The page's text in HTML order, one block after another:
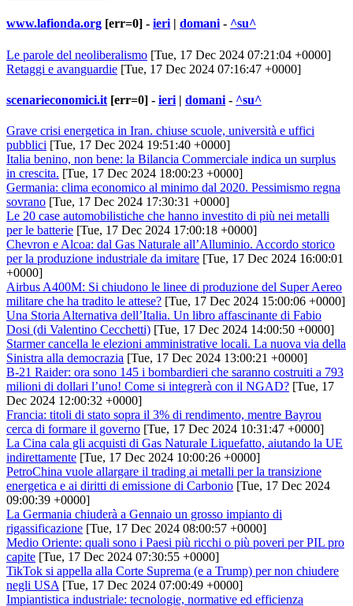
www.lafionda.org [err=0] - ieri | domani - ^su^
Le parole del neoliberalismo [Tue, 17 Dec 2024 07:21:04 +0000]
Retaggi e avanguardie [Tue, 17 Dec 2024 07:16:47 +0000]
scenarieconomici.it [err=0] - ieri | domani - ^su^
Grave crisi energetica in Iran. chiuse scuole, università e uffici
pubblici [Tue, 17 Dec 2024 19:51:40 +0000]
Italia benino, non bene: la Bilancia Commerciale indica un surplus
in crescita. [Tue, 17 Dec 2024 18:00:23 +0000]
Germania: clima economico al minimo dal 2020. Pessimismo regna
sovrano [Tue, 17 Dec 2024 17:30:31 +0000]
Le 20 case automobilistiche che hanno investito di più nei metalli
per le batterie [Tue, 17 Dec 2024 17:00:18 +0000]
Chevron e Alcoa: dal Gas Naturale all’Alluminio. Accordo storico
per la produzione industriale da imitare [Tue, 17 Dec 2024 16:00:01
+0000]
Airbus A400M: Si chiudono le linee di produzione del Super Aereo
militare che ha tradito le attese? [Tue, 17 Dec 2024 15:00:06 +0000]
Una Storia Alternativa dell’Italia. Un libro affascinante di Fabio
Dosi (di Valentino Cecchetti) [Tue, 17 Dec 2024 14:00:50 +0000]
Starmer cancella le elezioni amministrative locali. La nuova via della
Sinistra alla democrazia [Tue, 17 Dec 2024 13:00:21 +0000]
B-21 Raider: ora sono 145 i bombardieri che saranno costruiti a 793
milioni di dollari l’uno! Come si integrerà con il NGAD? [Tue, 17
Dec 2024 12:00:32 +0000]
Francia: titoli di stato sopra il 3% di rendimento, mentre Bayrou
cerca di formare il governo [Tue, 17 Dec 2024 10:31:47 +0000]
La Cina cala gli acquisti di Gas Naturale Liquefatto, aiutando la UE
indirettamente [Tue, 17 Dec 2024 10:00:26 +0000]
PetroChina vuole allargare il trading ai metalli per la transizione
energetica e ai diritti di emissione di Carbonio [Tue, 17 Dec 2024
09:00:39 +0000]
La Germania chiuderà a Gennaio un grosso impianto di
rigassificazione [Tue, 17 Dec 2024 08:00:57 +0000]
Medio Oriente: quali sono i Paesi più ricchi o più poveri per PIL pro
capite [Tue, 17 Dec 2024 07:30:55 +0000]
TikTok si appella alla Corte Suprema (e a Trump) per non chiudere
negli USA [Tue, 17 Dec 2024 07:00:49 +0000]
Impiantistica industriale: tecnologie, normative ed efficienza